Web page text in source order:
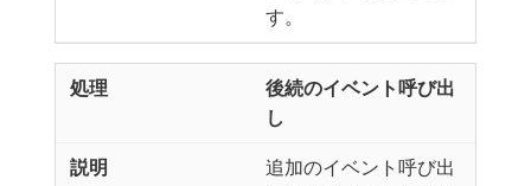
す。
後続のイベント呼び出
し
追加のイベント呼び出